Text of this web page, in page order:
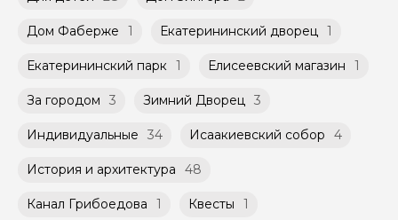
Дом Фаберже 1 Екатерининский дворец 1
Екатерининский парк 1 Елисеевский магазин 1
За городом 3 Зимний Дворец 3
Индивидуальные 34 Исаакиевский собор 4
История и архитектура 48
Канал Грибоедова 1 Квесты 1